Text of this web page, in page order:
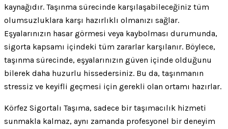
kaynağıdır. Taşınma sürecinde karşılaşabileceğiniz tüm
olumsuzluklara karşı hazırlıklı olmanızı sağlar.
Eşyalarınızın hasar görmesi veya kaybolması durumunda,
sigorta kapsamı içindeki tüm zararlar karşılanır. Böylece,
taşınma sürecinde, eşyalarınızın güven içinde olduğunu
bilerek daha huzurlu hissedersiniz. Bu da, taşınmanın
stressiz ve keyifli geçmesi için gerekli olan ortamı hazırlar.
Körfez Sigortalı Taşıma, sadece bir taşımacılık hizmeti
sunmakla kalmaz, aynı zamanda profesyonel bir deneyim